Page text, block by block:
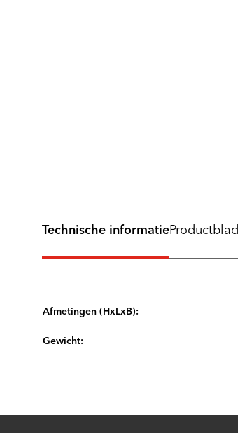
Technische informatie
Afmetingen (HxLxB):
Gewicht:
Productblad